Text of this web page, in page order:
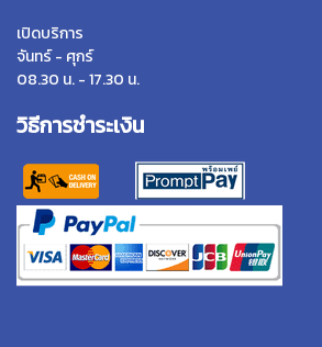
เปิดบริการ
จันทร์ - ศุกร์
08.30 น. - 17.30 น.
วิธีการชำระเงิน